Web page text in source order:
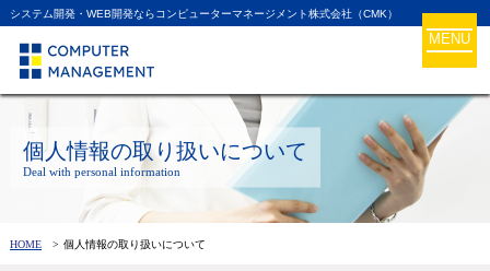
システム開発・WEB開発ならコンピューターマネージメント株式会社（CMK）
MENU
個人情報の取り扱いについて
Deal with personal information
HOME 個人情報の取り扱いについて